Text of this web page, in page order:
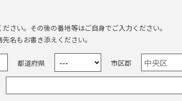
さい。その後の番地等はご自身でご入力ください。
名もお書き添えください。
都道府県 市区郡